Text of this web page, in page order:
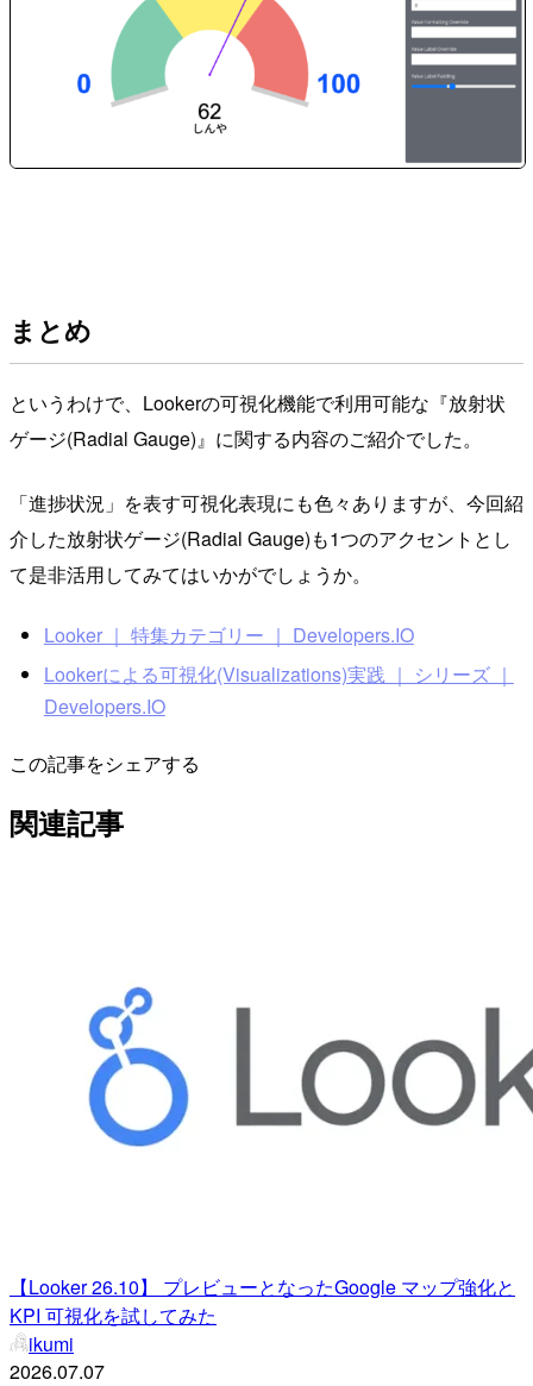
まとめ
というわけで、Lookerの可視化機能で利用可能な『放射状
ゲージ(Radial Gauge)』に関する内容のご紹介でした。
「進捗状況」を表す可視化表現にも色々ありますが、今回紹
介した放射状ゲージ(Radial Gauge)も1つのアクセントとし
て是非活用してみてはいかがでしょうか。
Looker ｜ 特集カテゴリー ｜ Developers.IO
Lookerによる可視化(Visualizations)実践 ｜ シリーズ ｜
Developers.IO
この記事をシェアする
関連記事
【Looker 26.10】 プレビューとなったGoogle マップ強化と
KPI 可視化を試してみた
ikumi
2026.07.07